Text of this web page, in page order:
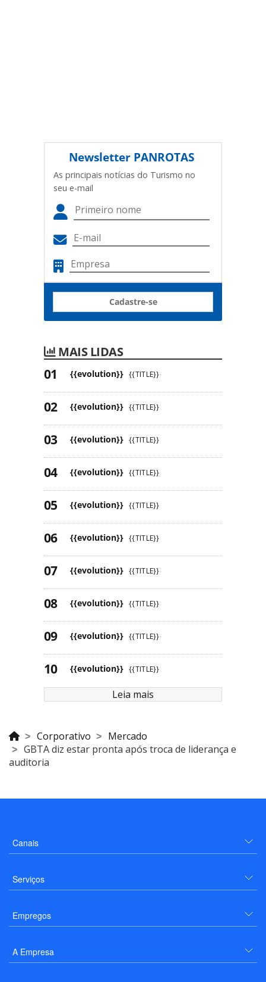
Newsletter PANROTAS
As principais notícias do Turismo no
seu e-mail
Cadastre-se
MAIS LIDAS
{{evolution}} {{TITLE}}
{{evolution}} {{TITLE}}
{{evolution}} {{TITLE}}
{{evolution}} {{TITLE}}
{{evolution}} {{TITLE}}
{{evolution}} {{TITLE}}
{{evolution}} {{TITLE}}
{{evolution}} {{TITLE}}
{{evolution}} {{TITLE}}
{{evolution}} {{TITLE}}
Leia mais
Corporativo
Mercado
GBTA diz estar pronta após troca de liderança e
auditoria
Canais
Serviços
Empregos
A Empresa